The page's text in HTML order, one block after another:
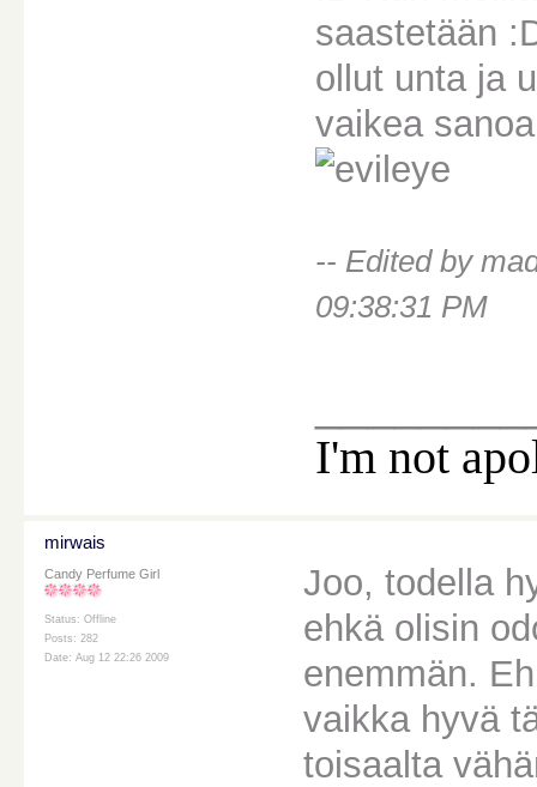
saastetään
ollut unta ja
vaikea
-- Edited by
09:38:31 PM
I'm not
mirwais
Candy Perfume Girl
Status: Offline
Posts: 282
Date: Aug 12 22:26 2009
Joo, todella
ehkä olisin
enemmän.
vaikka hyvä
toisaalta